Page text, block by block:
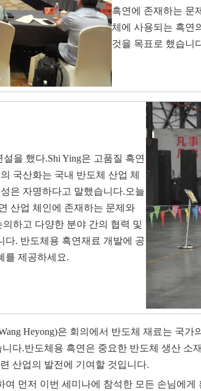
흑연에 존재하는 문
체에 사용되는 흑연
것을 목표로 했습니
을 했다.Shi Ying은 고품질 흑연
국산화는 국내 반도체 산업 체
은 자명하다고 말했습니다.오늘
산업 체인에 존재하는 문제와
하고 다양한 분야 간의 협력 및
다. 반도체용 흑연재료 개발에 공
를 제공하세요.
Heyong)은 회의에서 반도체 재료는 국
다.반도체용 흑연은 중요한 반도체 생산
산업의 발전에 기여할 것입니다.
여 먼저 이번 세미나에 참석한 모든 손님에